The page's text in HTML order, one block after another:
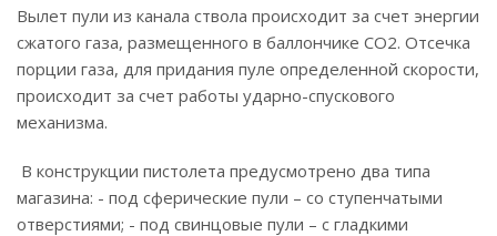
Вылет пули из канала ствола происходит за счет энергии
сжатого газа, размещенного в баллончике СО2. Отсечка
порции газа, для придания пуле определенной скорости,
происходит за счет работы ударно-спускового
механизма.
В конструкции пистолета предусмотрено два типа
магазина: - под сферические пули – со ступенчатыми
отверстиями; - под свинцовые пули – с гладкими